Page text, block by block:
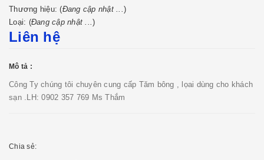
Thương hiệu: (Đang cập nhật ...)
Loại: (Đang cập nhật ...)
Liên hệ
Mô tả :
Công Ty chúng tôi chuyên cung cấp Tăm bông , lọai dùng cho khách
sạn .LH: 0902 357 769 Ms Thắm
Chia sẻ: